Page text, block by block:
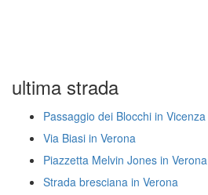
ultima strada
Passaggio dei Blocchi in Vicenza
Via Biasi in Verona
Piazzetta Melvin Jones in Verona
Strada bresciana in Verona